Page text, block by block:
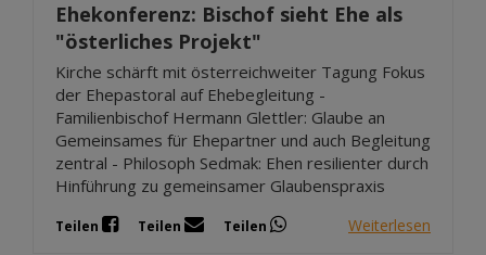
Ehekonferenz: Bischof sieht Ehe als
"österliches Projekt"
Kirche schärft mit österreichweiter Tagung Fokus
der Ehepastoral auf Ehebegleitung -
Familienbischof Hermann Glettler: Glaube an
Gemeinsames für Ehepartner und auch Begleitung
zentral - Philosoph Sedmak: Ehen resilienter durch
Hinführung zu gemeinsamer Glaubenspraxis
Teilen Teilen Teilen Weiterlesen